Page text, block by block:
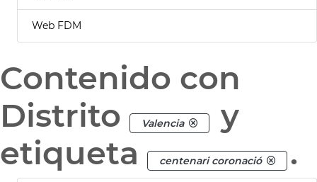
Web FDM
Contenido con
Distrito
Valencia
y
etiqueta
centenari coronació .